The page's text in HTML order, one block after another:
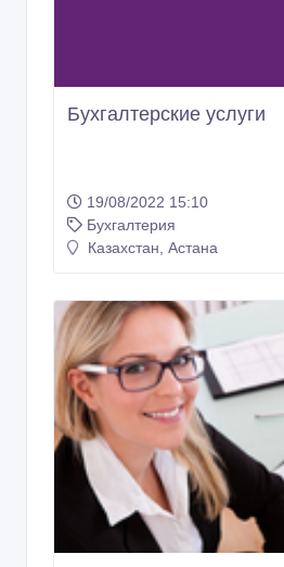
Бухгалтерские услуги
19/08/2022 15:10
Бухгалтерия
Казахстан, Астана